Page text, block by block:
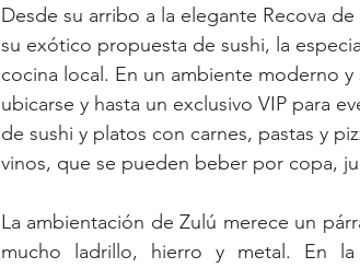
Desde su arribo a la elegante Recova
su exótico propuesta de sushi, la
cocina local. En un ambiente moderno
ubicarse y hasta un exclusivo VIP para
de sushi y platos con carnes, pastas y
vinos, que se pueden beber por copa,
La ambientación de Zulú merece un
mucho ladrillo, hierro y metal. En